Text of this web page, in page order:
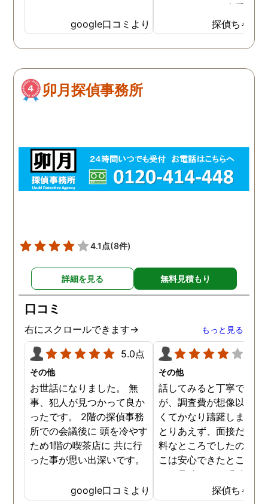
google口コミより
ました。やはり大手の会
は違いますね。探偵ちゃん
卯月探偵事務所
4.1点(8件)
詳細を見る 無料見積もり
口コミ
右にスクロールできます→ もっと見る
5.0点
その他
お世話になりました。 無
事、犯人が見つかって良か
ったです。 2階の探偵事務
所での会議後に 頭を冷やす
ため1階の喫茶店に 共に行
った事が思い出深いです。
google口コミより
その他
話してみると丁寧でした
が、調査費が想像以上に
くてかなり躊躇しました
とりあえず、面接だけは
料なところでしたので、
こは安心できたところで
た。見積もりは明確でし
のでそこは信頼できまし
探偵ちゃん